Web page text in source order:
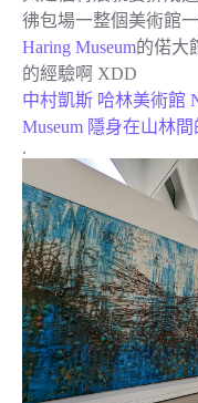
彿包場一整個美術館
Haring Museum的偌大
的經驗啊 XDD
中村凱斯 哈林美術館
Museum 隱身在山林
.